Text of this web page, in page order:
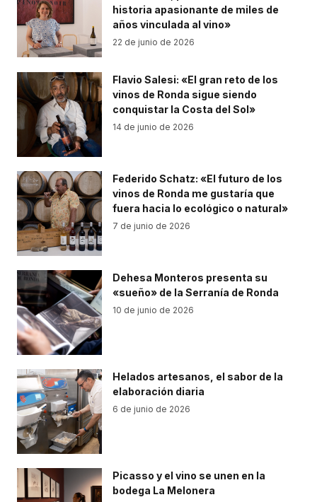
historia apasionante de miles de
años vinculada al vino»
22 de junio de 2026
Flavio Salesi: «El gran reto de los
vinos de Ronda sigue siendo
conquistar la Costa del Sol»
14 de junio de 2026
Federido Schatz: «El futuro de los
vinos de Ronda me gustaría que
fuera hacia lo ecológico o natural»
7 de junio de 2026
Dehesa Monteros presenta su
«sueño» de la Serranía de Ronda
10 de junio de 2026
Helados artesanos, el sabor de la
elaboración diaria
6 de junio de 2026
Picasso y el vino se unen en la
bodega La Melonera